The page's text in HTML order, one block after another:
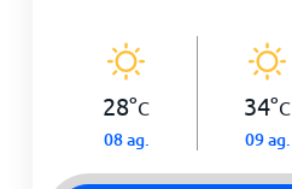
28°C
08 ag.
34°C
09 ag.